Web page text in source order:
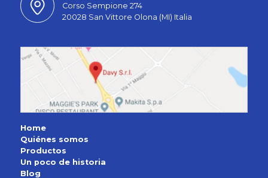
Corso Sempione 274
20028 San Vittore Olona (MI) Italia
Home
Quiénes somos
Productos
Un poco de historia
Blog